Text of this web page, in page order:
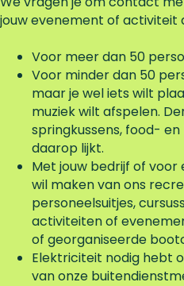
i
e
jouw evenement of activiteit
Voor meer dan 50
Voor minder dan 50
maar je wel iets wilt
muziek wilt afspelen.
springkussens, food-
daarop lijkt.
Met jouw bedrijf of
wil maken van ons
personeelsuitjes,
activiteiten of
of georganiseerde
Elektriciteit nodig hebt
van onze